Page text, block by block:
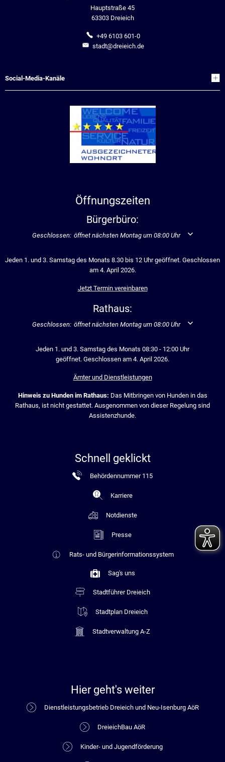
Hauptstraße 45
63303 Dreieich
+49 6103 601-0
stadt@dreieich.de
Social-Media-Kanäle
Öffnungszeiten
Bürgerbüro:
Klicken, um weitere Öffnungs- oder Schließzeiten auszublenden
Geschlossen: öffnet nächsten Montag um 08:00 Uhr
Jeden 1. und 3. Samstag des Monats 8.30 bis 12 Uhr geöffnet. Geschlossen
am 4. April 2026.
Jetzt Termin vereinbaren
Rathaus:
Klicken, um weitere Öffnungs- oder Schließzeiten auszublenden
Geschlossen: öffnet nächsten Montag um 08:00 Uhr
Jeden 1. und 3. Samstag des Monats 08:30 - 12:00 Uhr
geöffnet. Geschlossen am 4. April 2026.
Ämter und Dienstleistungen
Hinweis zu Hunden im Rathaus: Das Mitbringen von Hunden in das
Rathaus, ist nicht gestattet. Ausgenommen von dieser Regelung sind
Assistenzhunde.
Schnell geklickt
Behördennummer 115
Karriere
Notdienste
Presse
Rats- und Bürgerinformationssystem
Sag's uns
Stadtführer Dreieich
Stadtplan Dreieich
Stadtverwaltung A-Z
Hier geht's weiter
Dienstleistungsbetrieb Dreieich und Neu-Isenburg AöR
DreieichBau AöR
Kinder- und Jugendförderung